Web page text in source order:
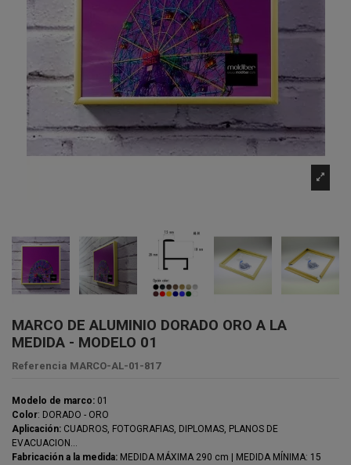
MARCO DE ALUMINIO DORADO ORO A LA
MEDIDA - MODELO 01
Referencia MARCO-AL-01-817
Modelo de marco: 01
Color: DORADO - ORO
Aplicación: CUADROS, FOTOGRAFIAS, DIPLOMAS, PLANOS DE
EVACUACION...
Fabricación a la medida: MEDIDA MÁXIMA 290 cm | MEDIDA MÍNIMA: 15